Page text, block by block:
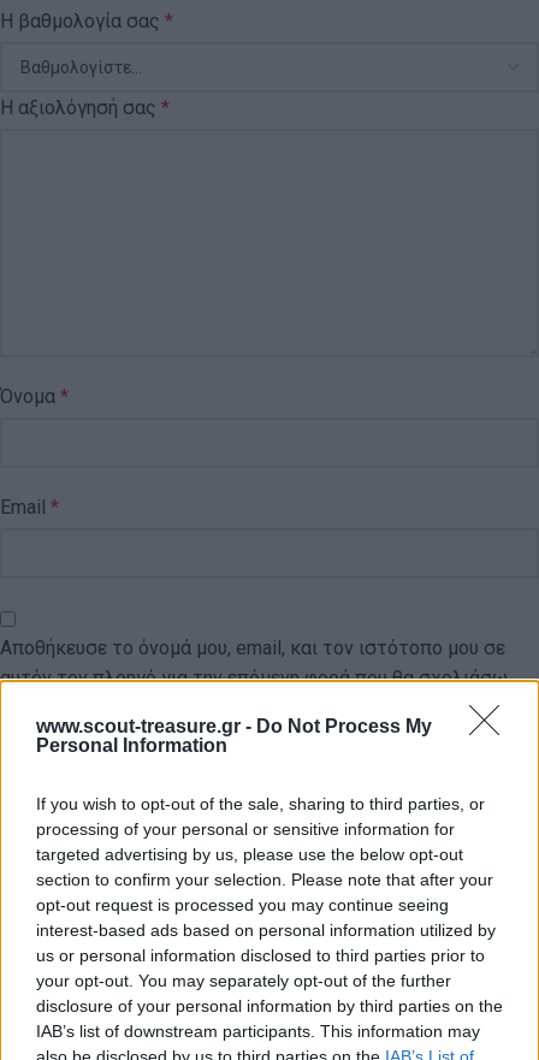
www.scout-treasure.gr - Do Not Process My
Personal Information
If you wish to opt-out of the sale, sharing to third parties, or
processing of your personal or sensitive information for
targeted advertising by us, please use the below opt-out
section to confirm your selection. Please note that after your
opt-out request is processed you may continue seeing
interest-based ads based on personal information utilized by
us or personal information disclosed to third parties prior to
your opt-out. You may separately opt-out of the further
disclosure of your personal information by third parties on the
IAB’s list of downstream participants. This information may
Η βαθμολογία σας *
Η αξιολόγησή σας *
Όνομα *
Email *
Αποθήκευσε το όνομά μου, email, και τον ιστότοπο μου σε
αυτόν τον πλοηγό για την επόμενη φορά που θα σχολιάσω.
ΠΙΣΩ ΣΕ Προσκοπικά τραγούδια
Σχετικά προϊόντα